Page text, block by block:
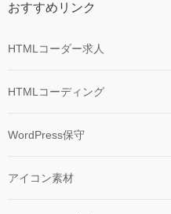
おすすめリンク
HTMLコーダー求人
HTMLコーディング
WordPress保守
アイコン素材